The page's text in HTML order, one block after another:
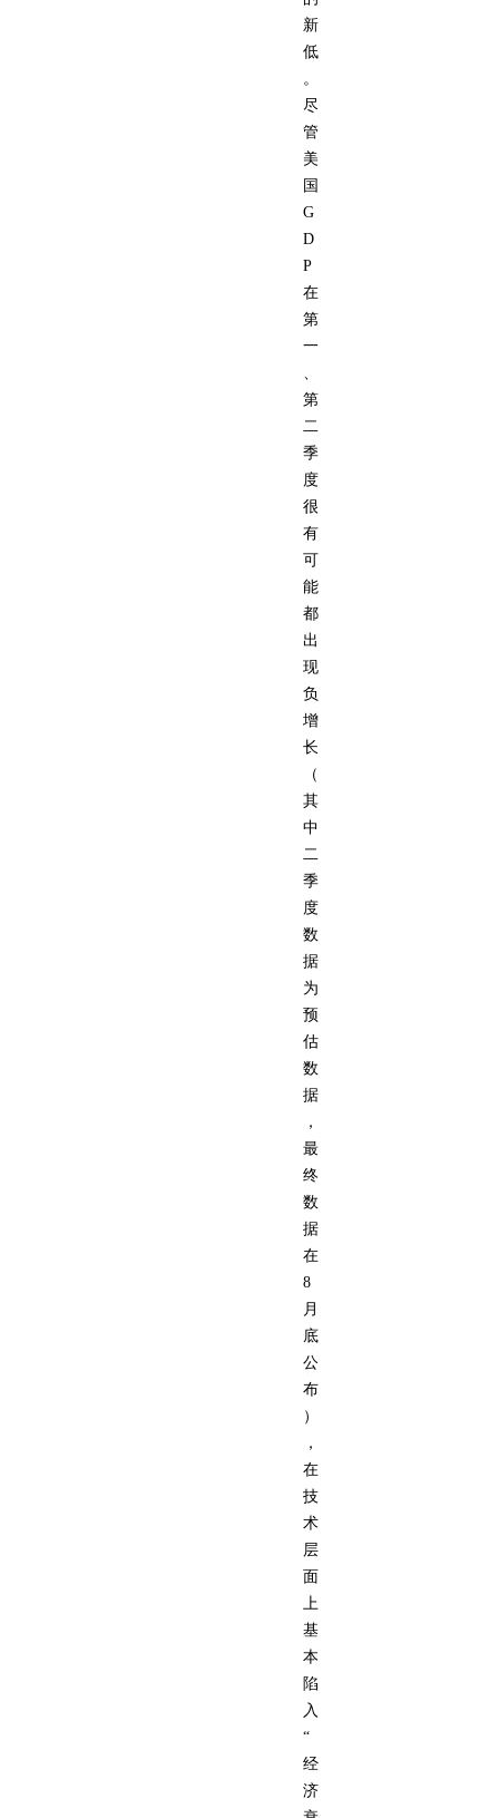
新
低
。
尽
管
美
国
G
D
P
在
第
一
第
二
季
度
很
有
可
能
都
出
现
负
增
长
（
其
中
二
季
度
数
据
为
预
估
数
据
，
最
终
数
据
在
8
月
底
公
布
）
，
在
技
术
层
面
上
基
本
陷
入
“
经
济